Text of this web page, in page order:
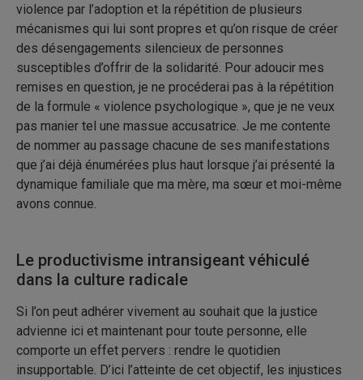
violence par l’adoption et la répétition de plusieurs
mécanismes qui lui sont propres et qu’on risque de créer
des désengagements silencieux de personnes
susceptibles d’offrir de la solidarité. Pour adoucir mes
remises en question, je ne procéderai pas à la répétition
de la formule « violence psychologique », que je ne veux
pas manier tel une massue accusatrice. Je me contente
de nommer au passage chacune de ses manifestations
que j’ai déjà énumérées plus haut lorsque j’ai présenté la
dynamique familiale que ma mère, ma sœur et moi-même
avons connue.
Le productivisme intransigeant véhiculé
dans la culture radicale
Si l’on peut adhérer vivement au souhait que la justice
advienne ici et maintenant pour toute personne, elle
comporte un effet pervers : rendre le quotidien
insupportable. D’ici l’atteinte de cet objectif, les injustices